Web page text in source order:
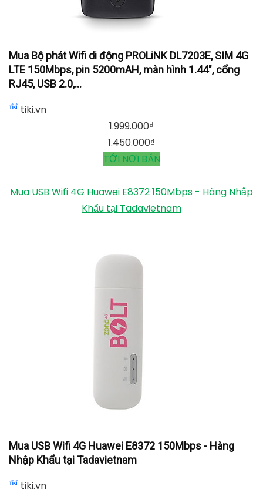
Mua Bộ phát Wifi di động PROLiNK DL7203E, SIM 4G
LTE 150Mbps, pin 5200mAH, màn hình 1.44", cổng
RJ45, USB 2.0,...
tiki.vn
1.999.000₫
1.450.000₫
TỚI NƠI BÁN
Mua USB Wifi 4G Huawei E8372 150Mbps - Hàng Nhập
Khẩu tại Tadavietnam
Mua USB Wifi 4G Huawei E8372 150Mbps - Hàng
Nhập Khẩu tại Tadavietnam
tiki.vn